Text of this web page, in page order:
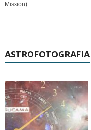
Mission)
ASTROFOTOGRAFIA